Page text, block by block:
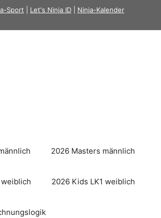
Sport Let's Ninja ID Ninja-Kalender
2026 Masters männlich
2026 Kids LK1 weiblich